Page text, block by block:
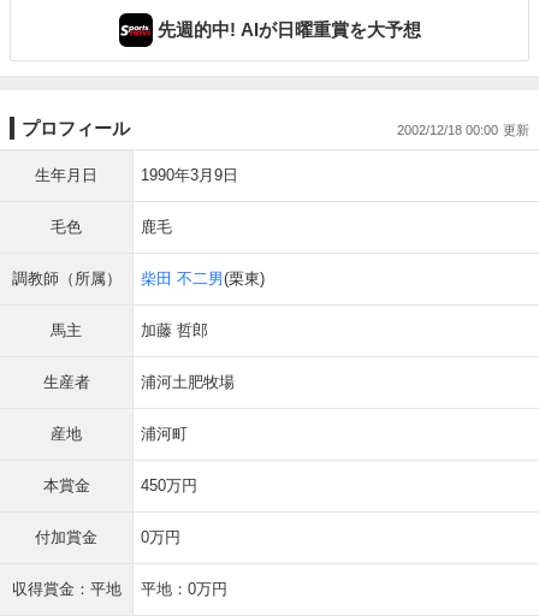
先週的中! AIが日曜重賞を大予想
プロフィール 2002/12/18 00:00
生年月日 1990年3月9日
毛色 鹿毛
調教師（所属） 柴田 不二男(栗東)
馬主 加藤 哲郎
生産者 浦河土肥牧場
産地 浦河町
本賞金 450万円
付加賞金 0万円
収得賞金：平地 平地：0万円